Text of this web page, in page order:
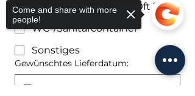
Kleincontainer (6´8´10ft´)
WC-/Sanitärcontainer
Sonstiges
Gewünschtes Lieferdatum:
Come and share with more
people!